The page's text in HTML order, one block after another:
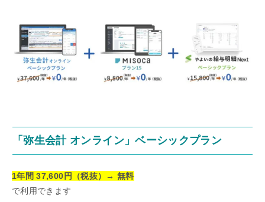
「弥生会計 オンライン」ベーシックプラン
1年間37,600 円（税抜）→ 無料
で利用できます